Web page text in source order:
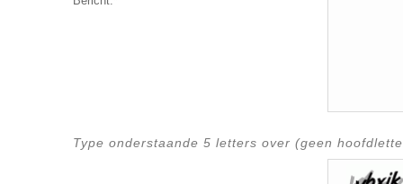
Type onderstaande 5 letters over (geen